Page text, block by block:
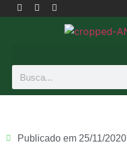
Publicado em 25/11/2020